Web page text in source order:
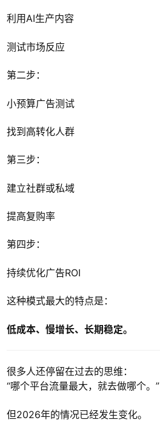
利用AI生产内容
测试市场反应
第二步：
小预算广告测试
找到高转化人群
第三步：
建立社群或私域
提高复购率
第四步：
持续优化广告ROI
这种模式最大的特点是：
低成本、慢增长、长期稳定。
很多人还停留在过去的思维：
“哪个平台流量最大，就去做哪个。”
但2026年的情况已经发生变化。